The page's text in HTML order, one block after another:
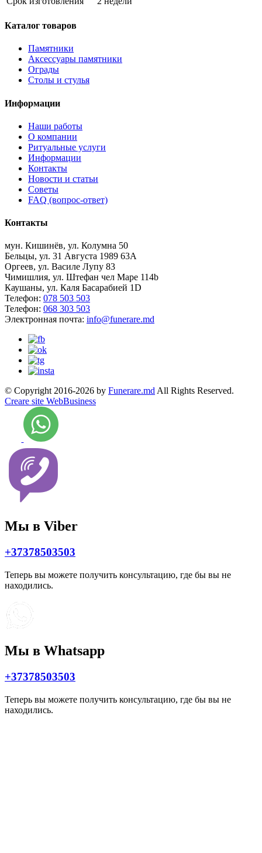
Каталог товаров
Памятники
Аксессуары памятники
Ограды
Столы и стулья
Информации
Наши работы
О компании
Ритуальные услуги
Информации
Контакты
Новости и статьи
Советы
FAQ (вопрос-ответ)
Контакты
мун. Кишинёв, ул. Колумна 50
Бельцы, ул. 31 Августа 1989 63А
Оргеев, ул. Василе Лупу 83
Чимишлия, ул. Штефан чел Маре 114b
Каушаны, ул. Каля Басарабией 1D
Телефон: 078 503 503
Телефон: 068 303 503
Электронная почта: info@funerare.md
© Copyright 2016-2026 by Funerare.mdAll Rights Reserved.
Creare site WebBusiness
Мы в Viber
+37378503503
Теперь вы можете получить консультацию, где бы вы не
находились.
Мы в Whatsapp
+37378503503
Теперь вы можете получить консультацию, где бы вы не
находились.